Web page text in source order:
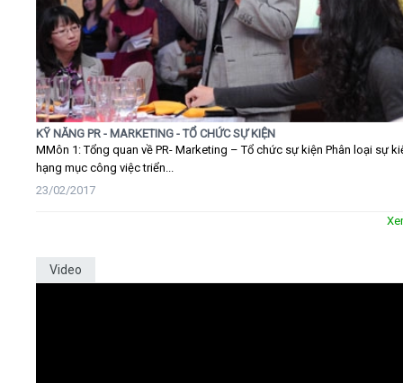
KỸ NĂNG PR - MARKETING - TỔ CHỨC SỰ KIỆN
MMôn 1: Tổng quan về PR- Marketing – Tổ chức sự kiện Phân loại sự
hạng mục công việc triển...
23/02/2017
Video